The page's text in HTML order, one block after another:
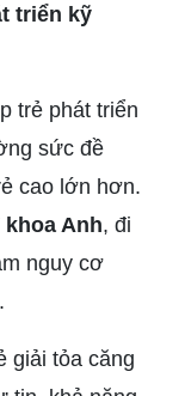
triển kỹ
trẻ phát triển
sức đề
cao lớn hơn.
khoa Anh, đi
nguy cơ
giải tỏa căng